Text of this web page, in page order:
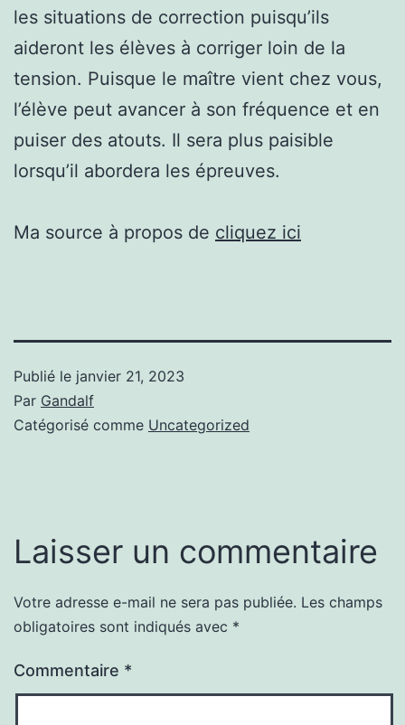
les situations de correction puisqu’ils
aideront les élèves à corriger loin de la
tension. Puisque le maître vient chez vous,
l’élève peut avancer à son fréquence et en
puiser des atouts. Il sera plus paisible
lorsqu’il abordera les épreuves.
Ma source à propos de cliquez ici
Publié le janvier 21, 2023
Par Gandalf
Catégorisé comme Uncategorized
Laisser un commentaire
Votre adresse e-mail ne sera pas publiée. Les champs
obligatoires sont indiqués avec *
Commentaire *